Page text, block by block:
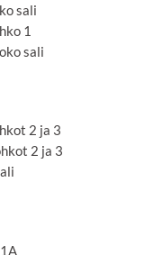
sali
1
sali
2 ja 3
2 ja 3